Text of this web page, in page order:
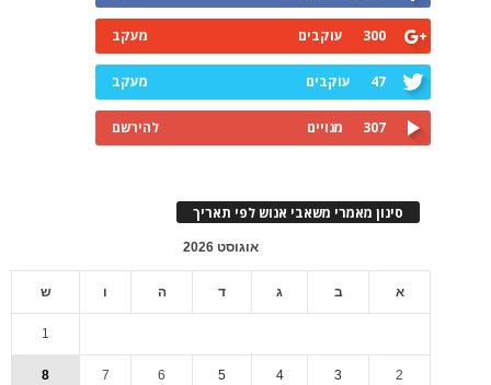
300 עוקבים מעקב
47 עוקבים מעקב
307 מנויים להירשם
סינון מאמרי משאבי אנוש לפי תאריך
אוגוסט 2026
א ב ג ד ה ו ש
1
2
3
4
5
6
7
8